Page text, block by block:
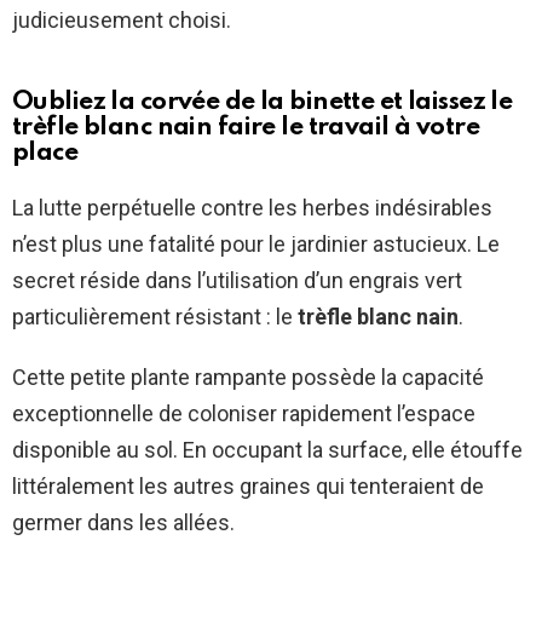
judicieusement choisi.
Oubliez la corvée de la binette et laissez le
trèfle blanc nain faire le travail à votre
place
La lutte perpétuelle contre les herbes indésirables
n’est plus une fatalité pour le jardinier astucieux. Le
secret réside dans l’utilisation d’un engrais vert
particulièrement résistant : le trèfle blanc nain.
Cette petite plante rampante possède la capacité
exceptionnelle de coloniser rapidement l’espace
disponible au sol. En occupant la surface, elle étouffe
littéralement les autres graines qui tenteraient de
germer dans les allées.